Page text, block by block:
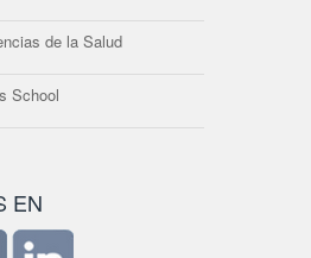
de la Salud
School
EN